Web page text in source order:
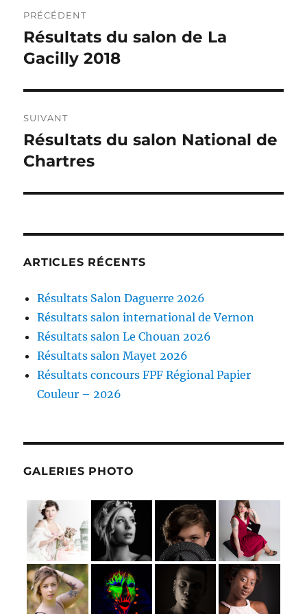
de
l’article
PRÉCÉDENT
Publication
précédente :
Résultats du salon de La
Gacilly 2018
SUIVANT
Publication
suivante :
Résultats du salon National de
Chartres
ARTICLES RÉCENTS
Résultats Salon Daguerre 2026
Résultats salon international de Vernon
Résultats salon Le Chouan 2026
Résultats salon Mayet 2026
Résultats concours FPF Régional Papier
Couleur – 2026
GALERIES PHOTO